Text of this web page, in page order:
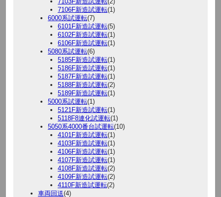
7106F新造試運転(1)
6000系試運転(7)
6101F新造試運転(5)
6102F新造試運転(1)
6106F新造試運転(1)
5080系試運転(6)
5185F新造試運転(1)
5186F新造試運転(1)
5187F新造試運転(1)
5188F新造試運転(2)
5189F新造試運転(1)
5000系試運転(1)
5121F新造試運転(1)
5118F8連化試運転(1)
5050系4000番台試運転(10)
4101F新造試運転(1)
4103F新造試運転(1)
4106F新造試運転(1)
4107F新造試運転(1)
4108F新造試運転(2)
4109F新造試運転(2)
4110F新造試運転(2)
車両回送(4)